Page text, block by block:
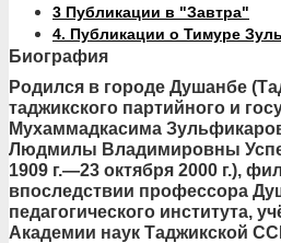
3 Публикации в "Завтра"
4. Публикации о Тимуре
Биография
Родился в городе Душанбе
таджикского партийного и
Мухаммадкасима
Людмилы Владимировны
1909 г.—23 октября 2000 г.),
впоследствии профессора
педагогического института,
Академии наук Таджикской